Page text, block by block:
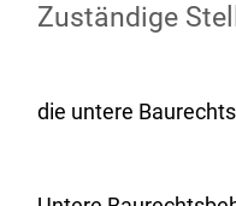
Zuständige
die untere